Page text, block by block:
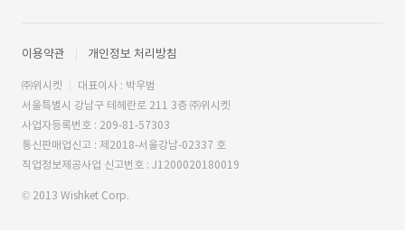
이용약관 개인정보 처리방침
㈜위시켓
대표이사 : 박우범
서울특별시 강남구 테헤란로 211 3층 ㈜위시켓
사업자등록번호 : 209-81-57303
통신판매업신고 : 제2018-서울강남-02337 호
직업정보제공사업 신고번호 : J1200020180019
© 2013 Wishket Corp.